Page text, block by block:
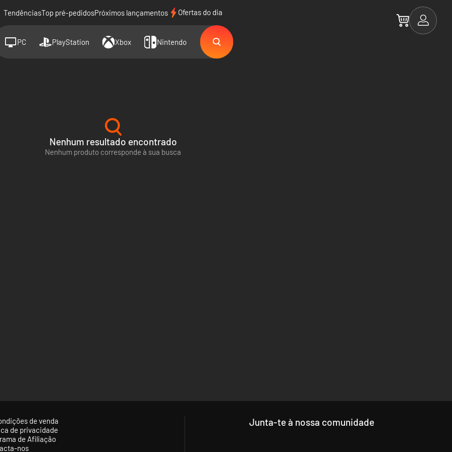
TendênciasTop pré-pedidosPróximos lançamentos Ofertas do dia
PC PlayStation Xbox Nintendo
Nenhum resultado encontrado
Nenhum produto corresponde à sua busca
de venda
de privacidade
de Afiliação
nos
Junta-te à nossa comunidade